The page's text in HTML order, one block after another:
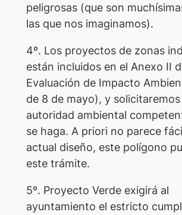
peligrosas (que son
las que nos imaginamos).
4º. Los proyectos de zonas
están incluidos en el Anexo II
Evaluación de Impacto
de 8 de mayo), y solicitaremos
autoridad ambiental
se haga. A priori no parece
actual diseño, este polígono
este trámite.
5º. Proyecto Verde exigirá al
ayuntamiento el estricto